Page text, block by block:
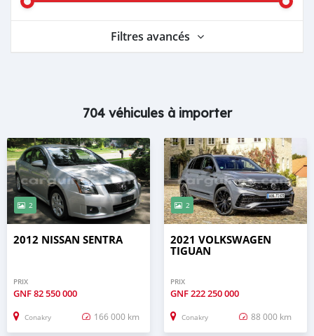
Filtres avancés
704 véhicules à importer
2
2012 NISSAN SENTRA
PRIX
GNF82 550 000
Conakry 166 000 km
2
2021 VOLKSWAGEN
TIGUAN
PRIX
GNF222 250 000
Conakry 88 000 km